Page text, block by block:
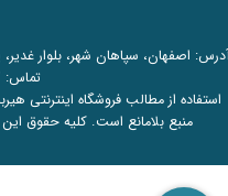
تماس:
استفاده از مطالب فروشگاه اینترنتی
منبع بلامانع است. کلیه حقوق